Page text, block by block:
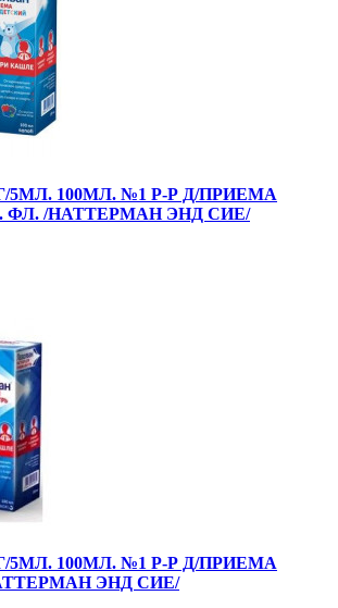
5МЛ. 100МЛ. №1 Р-Р Д/ПРИЕМА
ФЛ. /НАТТЕРМАН ЭНД СИЕ/
5МЛ. 100МЛ. №1 Р-Р Д/ПРИЕМА
ЭНД СИЕ/